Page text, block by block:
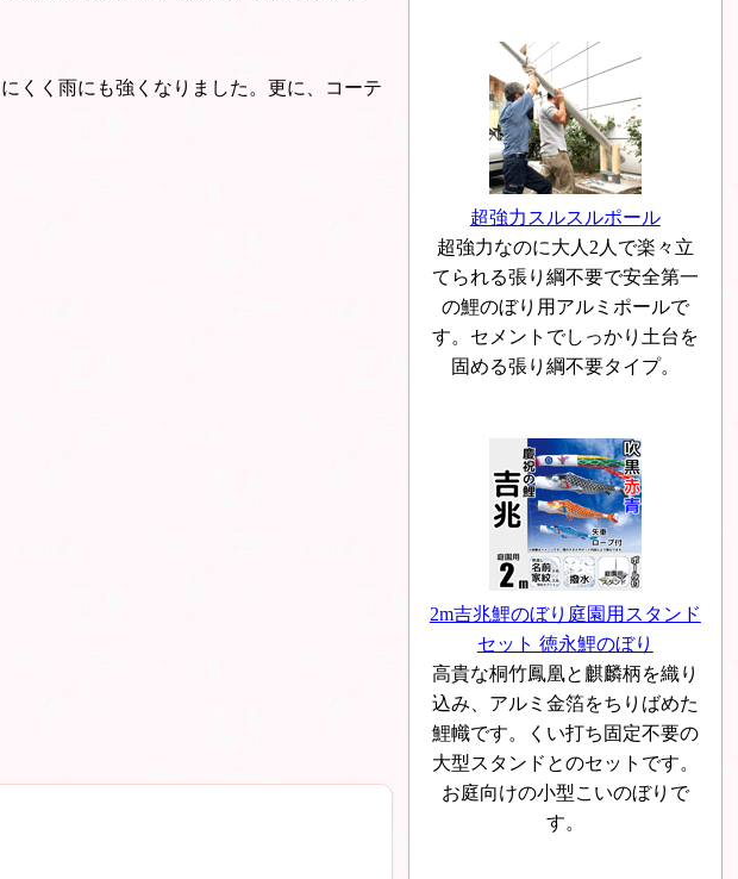
くく雨にも強くなりました。更に、コーテ
超強力スルスルポール
超強力なのに大人2人で楽々立
てられる張り綱不要で安全第一
の鯉のぼり用アルミポールで
す。セメントでしっかり土台を
固める張り綱不要タイプ。
2m吉兆鯉のぼり庭園用スタンド
セット 徳永鯉のぼり
高貴な桐竹鳳凰と麒麟柄を織り
込み、アルミ金箔をちりばめた
鯉幟です。くい打ち固定不要の
大型スタンドとのセットです。
お庭向けの小型こいのぼりで
す。